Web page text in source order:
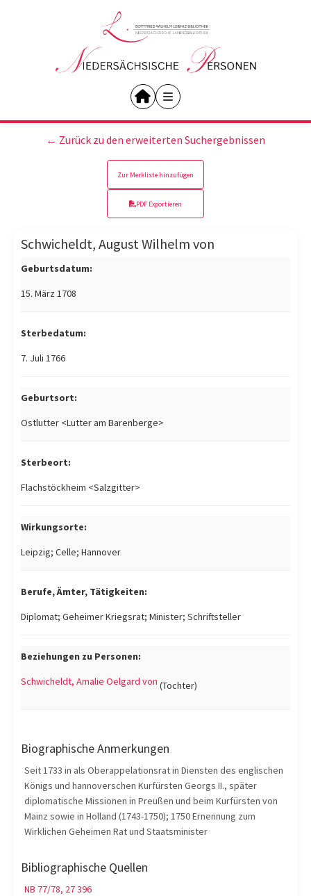
← Zurück zu den erweiterten Suchergebnissen
Zur Merkliste hinzufügen
PDF Exportieren
Schwicheldt, August Wilhelm von
Geburtsdatum:
15. März 1708
Sterbedatum:
7. Juli 1766
Geburtsort:
Ostlutter <Lutter am Barenberge>
Sterbeort:
Flachstöckheim <Salzgitter>
Wirkungsorte:
Leipzig; Celle; Hannover
Berufe, Ämter, Tätigkeiten:
Diplomat; Geheimer Kriegsrat; Minister; Schriftsteller
Beziehungen zu Personen:
Schwicheldt, Amalie Oelgard von (Tochter)
Biographische Anmerkungen
Seit 1733 in als Oberappelationsrat in Diensten des englischen
Königs und hannoverschen Kurfürsten Georgs II., später
diplomatische Missionen in Preußen und beim Kurfürsten von
Mainz sowie in Holland (1743-1750); 1750 Ernennung zum
Wirklichen Geheimen Rat und Staatsminister
Bibliographische Quellen
NB 77/78, 27 396